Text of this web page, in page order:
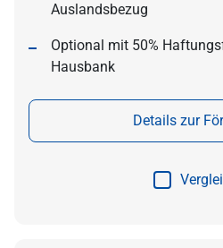
Auslandsbezug
Optional mit 50%
Hausbank
Details zur